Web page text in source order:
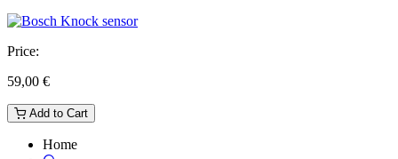
Price:
59,00 €
Add to Cart
Home